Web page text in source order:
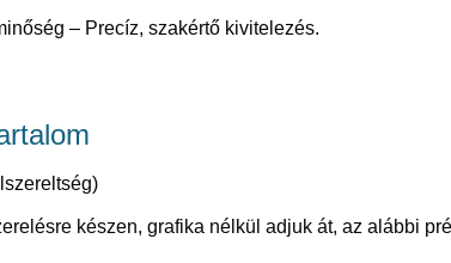
– Precíz, szakértő kivitelezés.
készen, grafika nélkül adjuk át, az alábbi